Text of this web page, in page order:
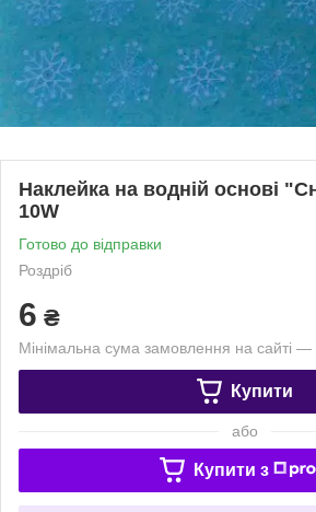
Наклейка на водній основі
10W
Готово до відправки
Роздріб
6 ₴
Мінімальна сума замовлення на сайті
Купити
або
Купити з